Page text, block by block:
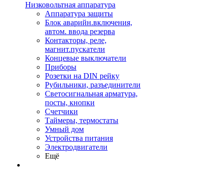
Низковольтная аппаратура
Аппаратура защиты
Блок аварийн.включения,
автом. ввода резерва
Контакторы, реле,
магнит.пускатели
Концевые выключатели
Приборы
Розетки на DIN рейку
Рубильники, разъединители
Светосигнальная арматура,
посты, кнопки
Счетчики
Таймеры, термостаты
Умный дом
Устройства питания
Электродвигатели
Ещё